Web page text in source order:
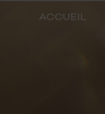
ACCUEIL